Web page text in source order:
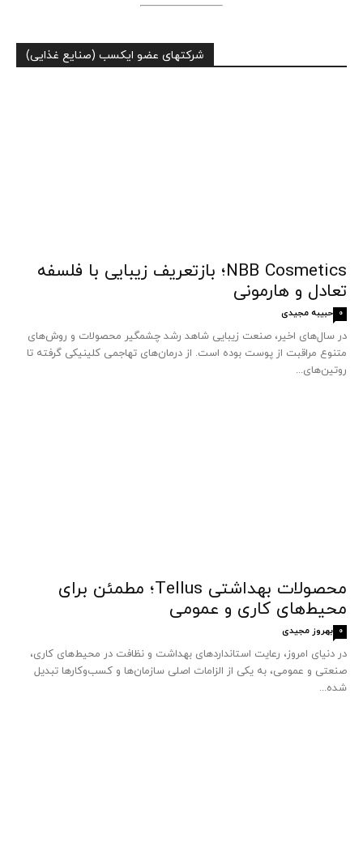
شرکتهای عضو ایکسب (صنایع غذایی)
NBB Cosmetics؛ بازتعریف زیبایی با فلسفه
تعادل و هارمونی
حبیبه مجیدی 0
در سال‌های اخیر، صنعت زیبایی شاهد رشد چشمگیر محصولات و روش‌های
متنوع مراقبت از پوست بوده است. از درمان‌های تهاجمی کلینیکی گرفته تا
روتین‌های...
محصولات بهداشتی Tellus؛ مطمئن برای
محیط‌های کاری و عمومی
بهروز مجیدی 0
در دنیای امروز، رعایت استانداردهای بهداشت و نظافت در محیط‌های کاری،
صنعتی و عمومی، به یکی از الزامات اصلی سازمان‌ها و کسب‌وکارها تبدیل
شده...